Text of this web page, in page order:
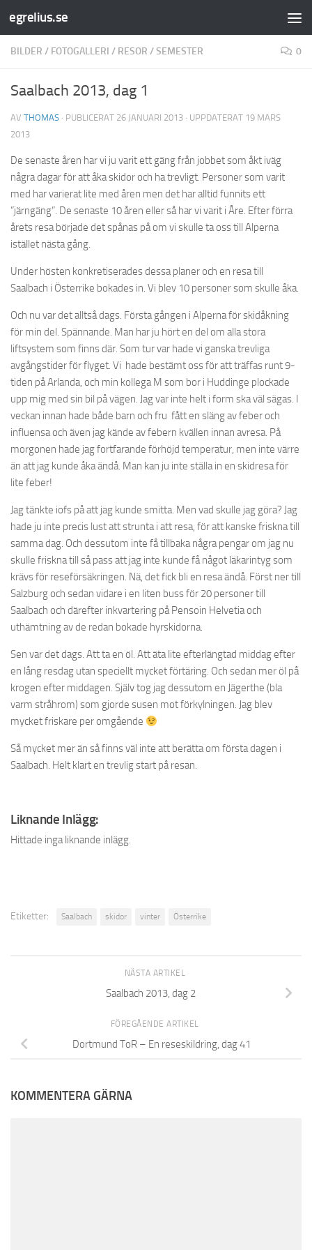
Hoppa till innehåll
egrelius.se
BILDER / FOTOGALLERI / RESOR /SEMESTER 0
Saalbach 2013, dag 1
AV THOMAS · PUBLICERAT 26 JANUARI 2013 · UPPDATERAT 19 MARS
2013
De senaste åren har vi ju varit ett gäng från jobbet som åkt iväg
några dagar för att åka skidor och ha trevligt. Personer som varit
med har varierat lite med åren men det har alltid funnits ett
”järngäng”. De senaste 10 åren eller så har vi varit i Åre. Efter förra
årets resa började det spånas på om vi skulle ta oss till Alperna
istället nästa gång.
Under hösten konkretiserades dessa planer och en resa till
Saalbach i Österrike bokades in. Vi blev 10 personer som skulle åka.
Och nu var det alltså dags. Första gången i Alperna för skidåkning
för min del. Spännande. Man har ju hört en del om alla stora
liftsystem som finns där. Som tur var hade vi ganska trevliga
avgångstider för flyget. Vi hade bestämt oss för att träffas runt 9-
tiden på Arlanda, och min kollega M som bor i Huddinge plockade
upp mig med sin bil på vägen. Jag var inte helt i form ska väl sägas. I
veckan innan hade både barn och fru fått en släng av feber och
influensa och även jag kände av febern kvällen innan avresa. På
morgonen hade jag fortfarande förhöjd temperatur, men inte värre
än att jag kunde åka ändå. Man kan ju inte ställa in en skidresa för
lite feber!
Jag tänkte iofs på att jag kunde smitta. Men vad skulle jag göra? Jag
hade ju inte precis lust att strunta i att resa, för att kanske friskna till
samma dag. Och dessutom inte få tillbaka några pengar om jag nu
skulle friskna till så pass att jag inte kunde få något läkarintyg som
krävs för reseförsäkringen. Nä, det fick bli en resa ändå. Först ner till
Salzburg och sedan vidare i en liten buss för 20 personer till
Saalbach och därefter inkvartering på Pensoin Helvetia och
uthämtning av de redan bokade hyrskidorna.
Sen var det dags. Att ta en öl. Att äta lite efterlängtad middag efter
en lång resdag utan speciellt mycket förtäring. Och sedan mer öl på
krogen efter middagen. Själv tog jag dessutom en Jägerthe (bla
varm stråhrom) som gjorde susen mot förkylningen. Jag blev
mycket friskare per omgående
Så mycket mer än så finns väl inte att berätta om första dagen i
Saalbach. Helt klart en trevlig start på resan.
Liknande Inlägg:
Hittade inga liknande inlägg.
Etiketter: Saalbach skidor vinter Österrike
NÄSTA ARTIKEL
Saalbach 2013, dag 2
FÖREGÅENDE ARTIKEL
Dortmund ToR – En reseskildring, dag 41
KOMMENTERA GÄRNA